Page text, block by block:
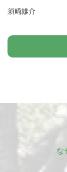
須崎雄介
な